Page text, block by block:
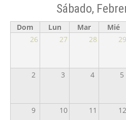
Sábado,
Dom Lun Mar Mié
26
27 28 29
2 3 4 5
9 10 11 12